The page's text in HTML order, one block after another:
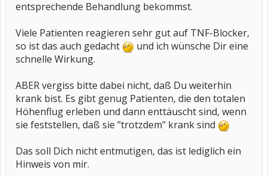
entsprechende Behandlung bekommst.
Viele Patienten reagieren sehr gut auf TNF-Blocker,
so ist das auch gedacht
und ich wünsche Dir eine
schnelle Wirkung.
ABER vergiss bitte dabei nicht, daß Du weiterhin
krank bist. Es gibt genug Patienten, die den totalen
Höhenflug erleben und dann enttäuscht sind, wenn
sie feststellen, daß sie "trotzdem" krank sind
Das soll Dich nicht entmutigen, das ist lediglich ein
Hinweis von mir.